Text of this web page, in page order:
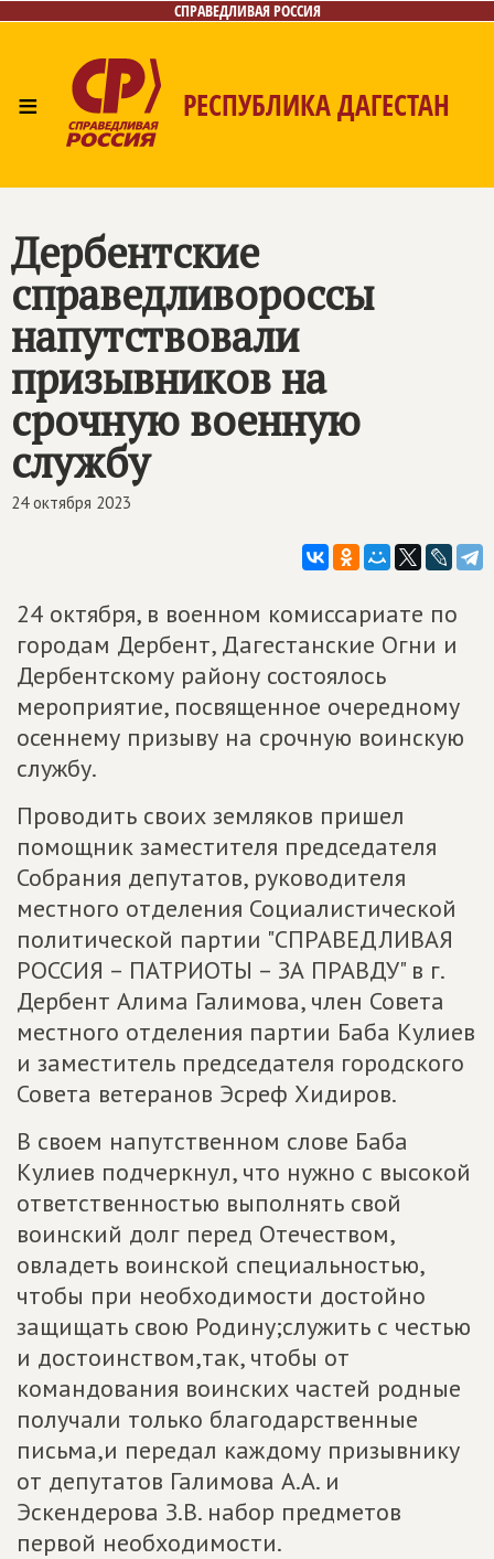
СПРАВЕДЛИВАЯ РОССИЯ
≡ РЕСПУБЛИКА ДАГЕСТАН
Дербентские
справедливороссы
напутствовали
призывников на
срочную военную
службу
24 октября 2023
24 октября, в военном комиссариате по
городам Дербент, Дагестанские Огни и
Дербентскому району состоялось
мероприятие, посвященное очередному
осеннему призыву на срочную воинскую
службу.
Проводить своих земляков пришел
помощник заместителя председателя
Собрания депутатов, руководителя
местного отделения Социалистической
политической партии "СПРАВЕДЛИВАЯ
РОССИЯ – ПАТРИОТЫ – ЗА ПРАВДУ" в г.
Дербент Алима Галимова, член Совета
местного отделения партии Баба Кулиев
и заместитель председателя городского
Совета ветеранов Эсреф Хидиров.
В своем напутственном слове Баба
Кулиев подчеркнул, что нужно с высокой
ответственностью выполнять свой
воинский долг перед Отечеством,
овладеть воинской специальностью,
чтобы при необходимости достойно
защищать свою Родину;служить с честью
и достоинством,так, чтобы от
командования воинских частей родные
получали только благодарственные
письма,и передал каждому призывнику
от депутатов Галимова А.А. и
Эскендерова З.В. набор предметов
первой необходимости.